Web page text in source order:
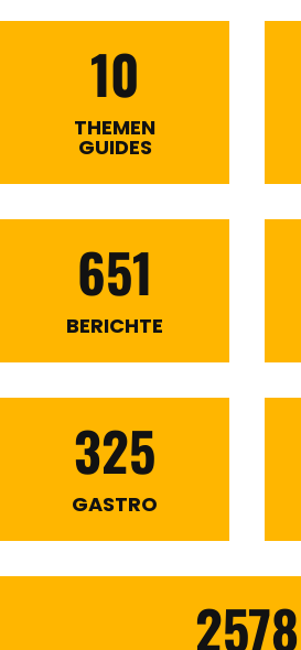
10
THEMEN
GUIDES
651
BERICHTE
325
GASTRO
2578